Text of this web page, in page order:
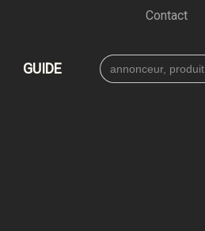
Contact
GUIDE
Search
for: